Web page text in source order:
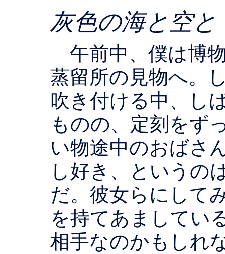
灰色の海と空と
午前中、僕は博
蒸留所の見物へ。
吹き付ける中、し
ものの、定刻をず
い物途中のおばさ
し好き、というの
だ。彼女らにして
を持てあましてい
相手なのかもしれ